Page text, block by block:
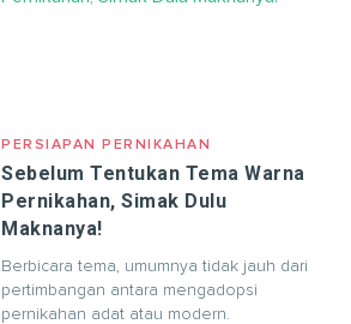
PERSIAPAN PERNIKAHAN
Sebelum Tentukan Tema Warna
Pernikahan, Simak Dulu
Maknanya!
Berbicara tema, umumnya tidak jauh dari
pertimbangan antara mengadopsi
pernikahan adat atau modern.